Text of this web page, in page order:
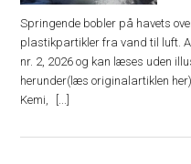
Springende bobler på havets
plastikpartikler fra vand til luft.
nr. 2, 2026 og kan læses uden
herunder(læs originalartiklen
Kemi,